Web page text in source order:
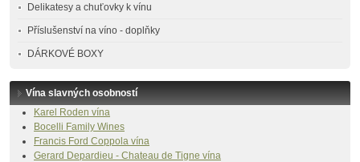
Delikatesy a chuťovky k vínu
Příslušenství na víno - doplňky
DÁRKOVÉ BOXY
Vína slavných osobností
Karel Roden vína
Bocelli Family Wines
Francis Ford Coppola vína
Gerard Depardieu - Chateau de Tigne vína